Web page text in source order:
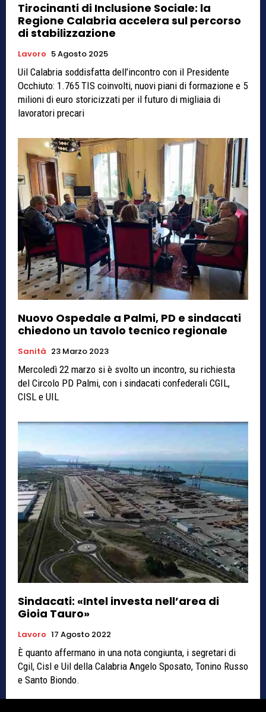
Tirocinanti di Inclusione Sociale: la
Regione Calabria accelera sul percorso
di stabilizzazione
Lavoro 5 Agosto 2025
Uil Calabria soddisfatta dell’incontro con il Presidente
Occhiuto: 1.765 TIS coinvolti, nuovi piani di formazione e 5
milioni di euro storicizzati per il futuro di migliaia di
lavoratori precari
Nuovo Ospedale a Palmi, PD e sindacati
chiedono un tavolo tecnico regionale
Sanità 23 Marzo 2023
Mercoledì 22 marzo si è svolto un incontro, su richiesta
del Circolo PD Palmi, con i sindacati confederali CGIL,
CISL e UIL
Sindacati: «Intel investa nell’area di
Gioia Tauro»
Lavoro 17 Agosto 2022
È quanto affermano in una nota congiunta, i segretari di
Cgil, Cisl e Uil della Calabria Angelo Sposato, Tonino Russo
e Santo Biondo.